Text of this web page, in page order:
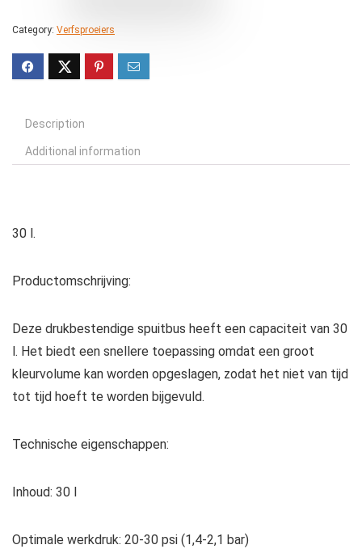
Category: Verfsproeiers
Description
Additional information
30 l.
Productomschrijving:
Deze drukbestendige spuitbus heeft een capaciteit van 30
l. Het biedt een snellere toepassing omdat een groot
kleurvolume kan worden opgeslagen, zodat het niet van tijd
tot tijd hoeft te worden bijgevuld.
Technische eigenschappen:
Inhoud: 30 l
Optimale werkdruk: 20-30 psi (1,4-2,1 bar)